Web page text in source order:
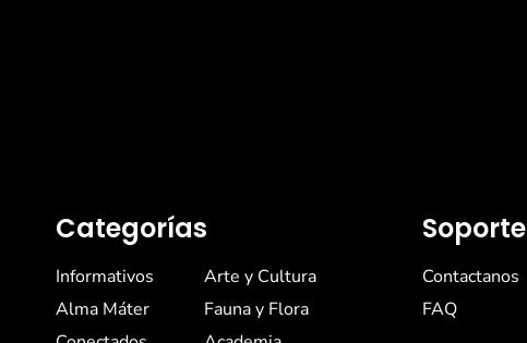
Categorías
Informativos
Alma Máter
Arte y Cultura
Fauna y Flora
Soporte
Contactanos
FAQ